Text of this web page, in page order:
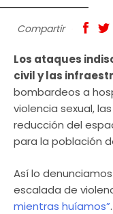
Compartir
Los ataques
civil y las
bombardeos a
violencia sexual,
reducción del
para la población
Así lo
escalada de
mientras huíamos”